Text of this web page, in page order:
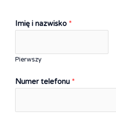
Imię i nazwisko *
Pierwszy
Numer telefonu *